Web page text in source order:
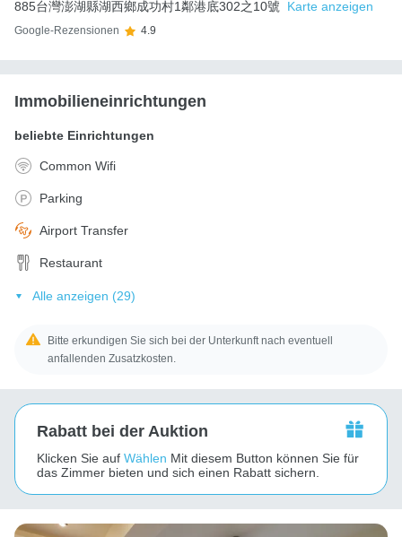
885台灣澎湖縣湖西鄉成功村1鄰港底302之10號
Karte anzeigen
Google-Rezensionen 4.9
Immobilieneinrichtungen
beliebte Einrichtungen
Common Wifi
Parking
Airport Transfer
Restaurant
Alle anzeigen (29)
Bitte erkundigen Sie sich bei der Unterkunft nach eventuell
anfallenden Zusatzkosten.
Rabatt bei der Auktion
Klicken Sie auf Wählen Mit diesem Button können Sie für
das Zimmer bieten und sich einen Rabatt sichern.